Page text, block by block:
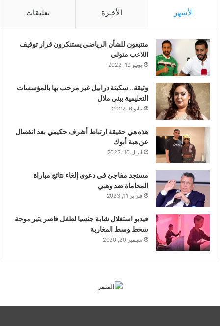
الأشهر الأخيرة تعليقات
متتبعون للشأن الرياضي يستنكرون قرار توقيف
اللاعب متولي
يونيو 19, 2022
وثيقة.. سكينة درابيل غير مرحب بها بالمؤسسات
التعليمية ببني ملال
مايو 6, 2022
هذه هي حقيقة ارتباط أشرف حكيمي بعد انفصال
عن هبة أبوك
أبريل 10, 2023
مستجد مفاجئ في دعوى إلغاء نتائج مباراة
المحاماة ضد وهبي
فبراير 11, 2023
فيديو استغلال شابة جنسيا لطفل قاصر يثير موجة
سخط وسط المغاربة
سبتمبر 20, 2020